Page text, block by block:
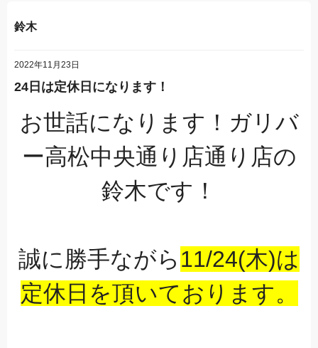
鈴木
2022年11月23日
24日は定休日になります！
お世話になります！ガリバ
ー高松中央通り店通り店の
鈴木です！
誠に勝手ながら 11/24(木)は
定休日を頂いております。